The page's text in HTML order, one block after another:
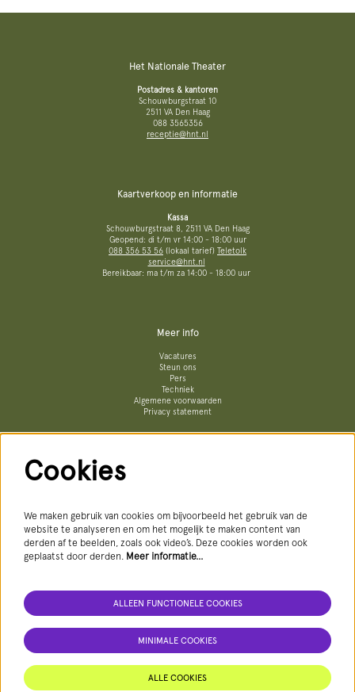
Het Nationale Theater
Postadres & kantoren
Schouwburgstraat 10
2511 VA Den Haag
088 3565356
receptie@hnt.nl
Kaartverkoop en informatie
Kassa
Schouwburgstraat 8, 2511 VA Den Haag
Geopend: di t/m vr 14:00 - 18:00 uur
088 356 53 56 (lokaal tarief) Teletolk
service@hnt.nl
Bereikbaar: ma t/m za 14:00 - 18:00 uur
Meer info
Vacatures
Steun ons
Pers
Techniek
Algemene voorwaarden
Privacy statement
AANMELDEN NIEUWSBRIEF
Cookies
We maken gebruik van cookies om bijvoorbeeld het gebruik van de
website te analyseren en om het mogelijk te maken content van
derden af te beelden, zoals ook video’s. Deze cookies worden ook
geplaatst door derden. Meer informatie…
ALLEEN FUNCTIONELE COOKIES
MINIMALE COOKIES
ALLE COOKIES